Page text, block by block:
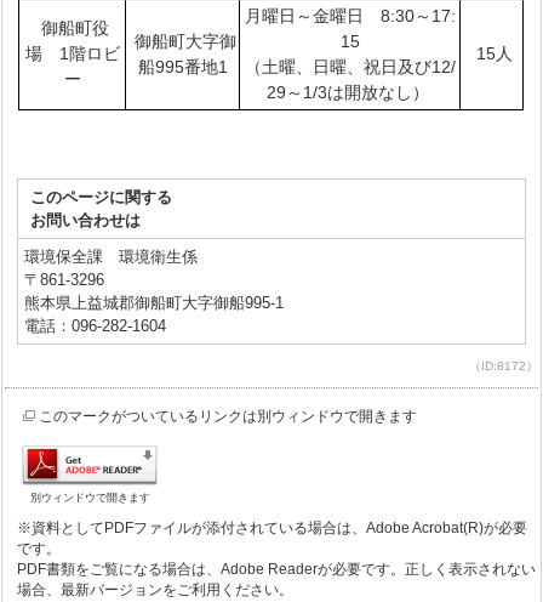
御船町役
場 1階ロビ
ー
御船町大字御
船995番地1
月曜日～金曜日 8:30～17:
15
（土曜、日曜、祝日及び12/
29～1/3は開放なし）
15人
このページに関する
お問い合わせは
環境保全課 環境衛生係
〒861-3296
熊本県上益城郡御船町大字御船995-1
電話：096-282-1604
（ID:8172）
このマークがついているリンクは別ウィンドウで開きます
別ウィンドウで開きます
※資料としてPDFファイルが添付されている場合は、Adobe Acrobat(R)が必要
です。
PDF書類をご覧になる場合は、Adobe Readerが必要です。正しく表示されない
場合、最新バージョンをご利用ください。